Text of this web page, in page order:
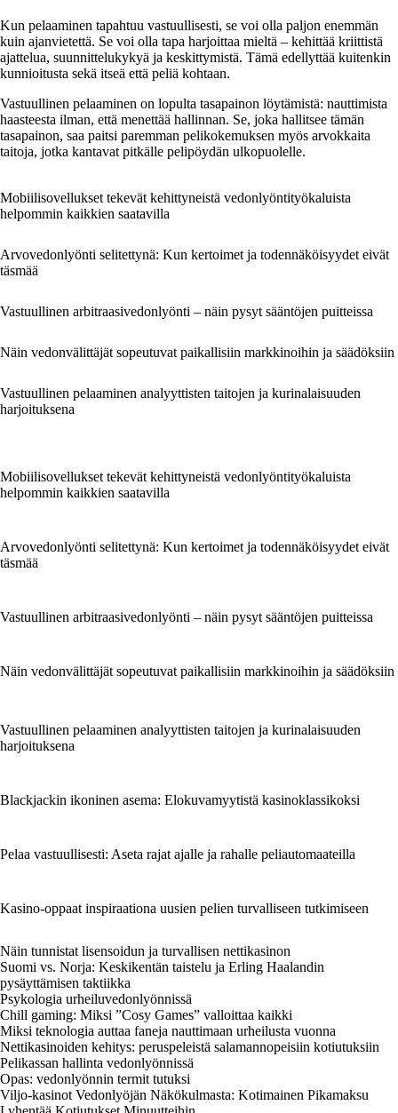
Kun pelaaminen tapahtuu vastuullisesti, se voi olla paljon enemmän
kuin ajanvietettä. Se voi olla tapa harjoittaa mieltä – kehittää kriittistä
ajattelua, suunnittelukykyä ja keskittymistä. Tämä edellyttää kuitenkin
kunnioitusta sekä itseä että peliä kohtaan.
Vastuullinen pelaaminen on lopulta tasapainon löytämistä: nauttimista
haasteesta ilman, että menettää hallinnan. Se, joka hallitsee tämän
tasapainon, saa paitsi paremman pelikokemuksen myös arvokkaita
taitoja, jotka kantavat pitkälle pelipöydän ulkopuolelle.
Mobiilisovellukset tekevät kehittyneistä vedonlyöntityökaluista
helpommin kaikkien saatavilla
Arvovedonlyönti selitettynä: Kun kertoimet ja todennäköisyydet eivät
täsmää
Vastuullinen arbitraasivedonlyönti – näin pysyt sääntöjen puitteissa
Näin vedonvälittäjät sopeutuvat paikallisiin markkinoihin ja säädöksiin
Vastuullinen pelaaminen analyyttisten taitojen ja kurinalaisuuden
harjoituksena
Mobiilisovellukset tekevät kehittyneistä vedonlyöntityökaluista
helpommin kaikkien saatavilla
Arvovedonlyönti selitettynä: Kun kertoimet ja todennäköisyydet eivät
täsmää
Vastuullinen arbitraasivedonlyönti – näin pysyt sääntöjen puitteissa
Näin vedonvälittäjät sopeutuvat paikallisiin markkinoihin ja säädöksiin
Vastuullinen pelaaminen analyyttisten taitojen ja kurinalaisuuden
harjoituksena
Blackjackin ikoninen asema: Elokuvamyytistä kasinoklassikoksi
Pelaa vastuullisesti: Aseta rajat ajalle ja rahalle peliautomaateilla
Kasino-oppaat inspiraationa uusien pelien turvalliseen tutkimiseen
Näin tunnistat lisensoidun ja turvallisen nettikasinon
Suomi vs. Norja: Keskikentän taistelu ja Erling Haalandin
pysäyttämisen taktiikka
Psykologia urheiluvedonlyönnissä
Chill gaming: Miksi ”Cosy Games” valloittaa kaikki
Miksi teknologia auttaa faneja nauttimaan urheilusta vuonna
Nettikasinoiden kehitys: peruspeleistä salamannopeisiin kotiutuksiin
Pelikassan hallinta vedonlyönnissä
Opas: vedonlyönnin termit tutuksi
Viljo-kasinot Vedonlyöjän Näkökulmasta: Kotimainen Pikamaksu